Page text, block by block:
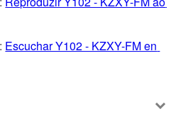
Escuchar Y102 - KZXY-FM en